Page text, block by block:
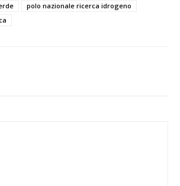
polo nazionale ricerca idrogeno